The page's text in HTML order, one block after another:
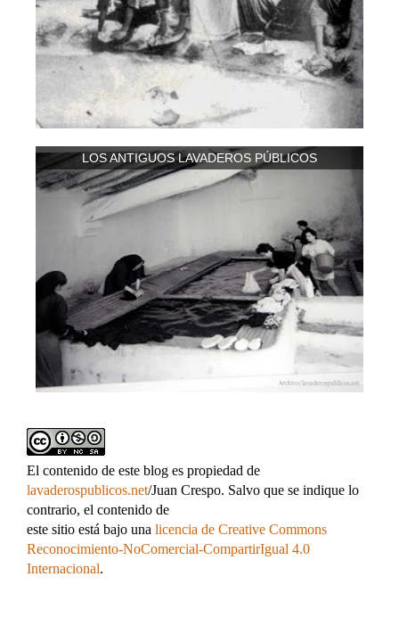
LOS ANTIGUOS LAVADEROS PÚBLICOS
El contenido de este blog es propiedad de
lavaderospublicos.net/Juan Crespo. Salvo que se indique lo
contrario, el contenido de
este sitio está bajo una licencia de Creative Commons
Reconocimiento-NoComercial-CompartirIgual 4.0
Internacional.